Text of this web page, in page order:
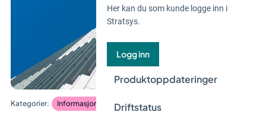
Her kan du som kunde logge inn i
Stratsys.
Logg inn
Produktoppdateringer
Driftstatus
Informasjonssikkerhet og databeskyttelse